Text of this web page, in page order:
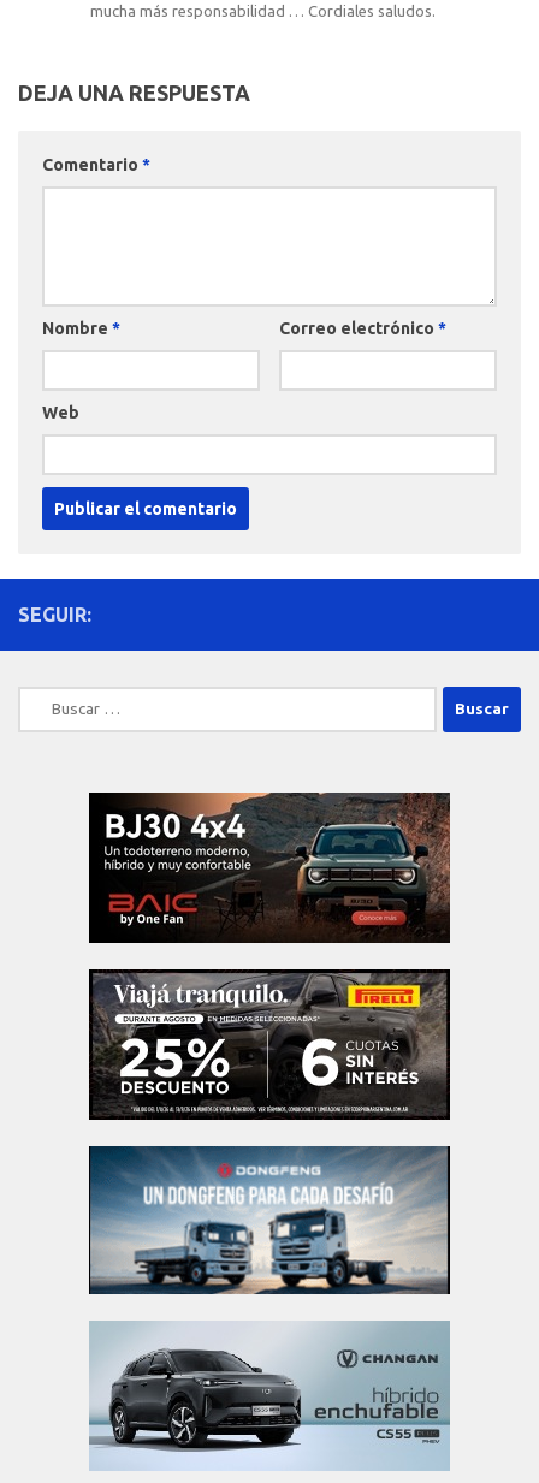
mucha más responsabilidad … Cordiales saludos.
DEJA UNA RESPUESTA
Comentario *
Nombre * Correo electrónico *
Web
SEGUIR:
Buscar: